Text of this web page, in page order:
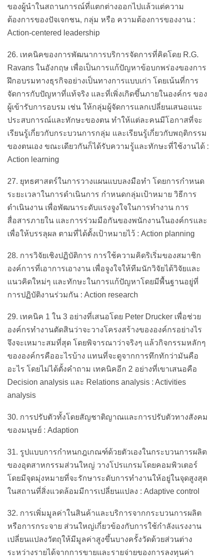
ของผู้นำในสถานการณ์ที่แตกต่างออกไปแล้วแต่ความ
ต้องการของปัจเจกชน, กลุ่ม หรือ ความต้องการของงาน :
Action-centered leadership
26. เทคนิคของการพัฒนาการบริการจัดการที่คิดโดย R.G.
Ravans ในอังกฤษ เพื่อเป็นการแก้ปัญหาข้อบกพร่องของการ
ฝึกอบรมทางธุรกิจอย่างเป็นทางการแบบเก่า โดยเน้นที่การ
จัดการกับปัญหาที่แท้จริง และที่เพิ่งเกิดขึ้นภายในองค์กร ของ
ผู้เข้ารับการอบรม เช่น ให้กลุ่มผู้จัดการแลกเปลี่ยนเสนอแนะ
ประสบการณ์และทักษะของตน ทำให้แต่ละคนมีโอกาสที่จะ
เรียนรู้เกี่ยวกับกระบวนการกลุ่ม และเรียนรู้เกี่ยวกับพฤติกรรม
ของตนเอง ขณะเดียวกันก็ได้รับความรู้และทักษะที่ใช้งานได้ :
Action learning
27. ยุทธศาสตร์ในการวางแผนแบบลงมือทำ โดยการกำหนด
ระยะเวลาในการดำเนินการ กำหนดกลุ่มเป้าหมาย วิธีการ
ดำเนินงาน เพื่อพัฒนาระดับแรงจูงใจในการทำงาน การ
สื่อสารภายใน และการร่วมมือกันของพนักงานในองค์กรและ
เพื่อให้บรรลุผล ตามที่ได้ตั้งเป้าหมายไว้ : Action planning
28. การวิจัยเชิงปฏิบัติการ การใช้ความคิดริเริ่มของสมาชิก
องค์การที่เอาการเอางาน เพื่อจูงใจให้ทีมนักวิจัยได้วิจัยและ
แนวคิดใหม่ๆ และทักษะในการแก้ปัญหาโดยมีพื้นฐานอยู่ที่
การปฏิบัติงานร่วมกัน : Action research
29. เทคนิค 1 ใน 3 อย่างที่เสนอโดย Peter Drucker เพื่อช่วย
องค์กรทำงานตัดสินว่าจะวางโครงสร้างขององค์กรอย่างไร
จึงจะเหมาะสมที่สุด โดยพิจารณาว่าจริงๆ แล้วกิจกรรมหลักๆ
ขององค์กรคืออะไรบ้าง แทนที่จะดูจากการทึกทักว่ามันคือ
อะไร โดยไม่ได้ตั้งคำถาม เทคนิคอีก 2 อย่างที่เขาเสนอคือ
Decision analysis และ Relations analysis : Activities
analysis
30. การปรับตัวทั้งโดยสัญชาติญาณและการปรับตัวทางสังคม
ของมนุษย์ : Adaption
31. รูปแบบการกำหนกฎเกณฑ์ด้วยตัวเองในกระบวนการผลิต
ของอุตสาหกรรมส่วนใหญ่ วางโปรแกรมโดยคอมพิวเตอร์
โดยมีจุดมุ่งหมายที่จะรักษาระดับการทำงานให้อยู่ในจุดสูงสุด
ในสถานที่สิ่งแวดล้อมมีการเปลี่ยนแปลง : Adaptive control
32. การเพิ่มมูลค่าในสินค้าและบริการจากกระบวนการผลิต
หรือการกระจาย ส่วนใหญ่เกี่ยวข้องกับการใช้กำลังแรงงาน
เปลี่ยนแปลงวัตถุให้มีมูลค่าสูงขึ้นบางครั้งวัดด้วยส่วนต่าง
ระหว่างรายได้จากการขายและรายจ่ายของการลงทุนค่า